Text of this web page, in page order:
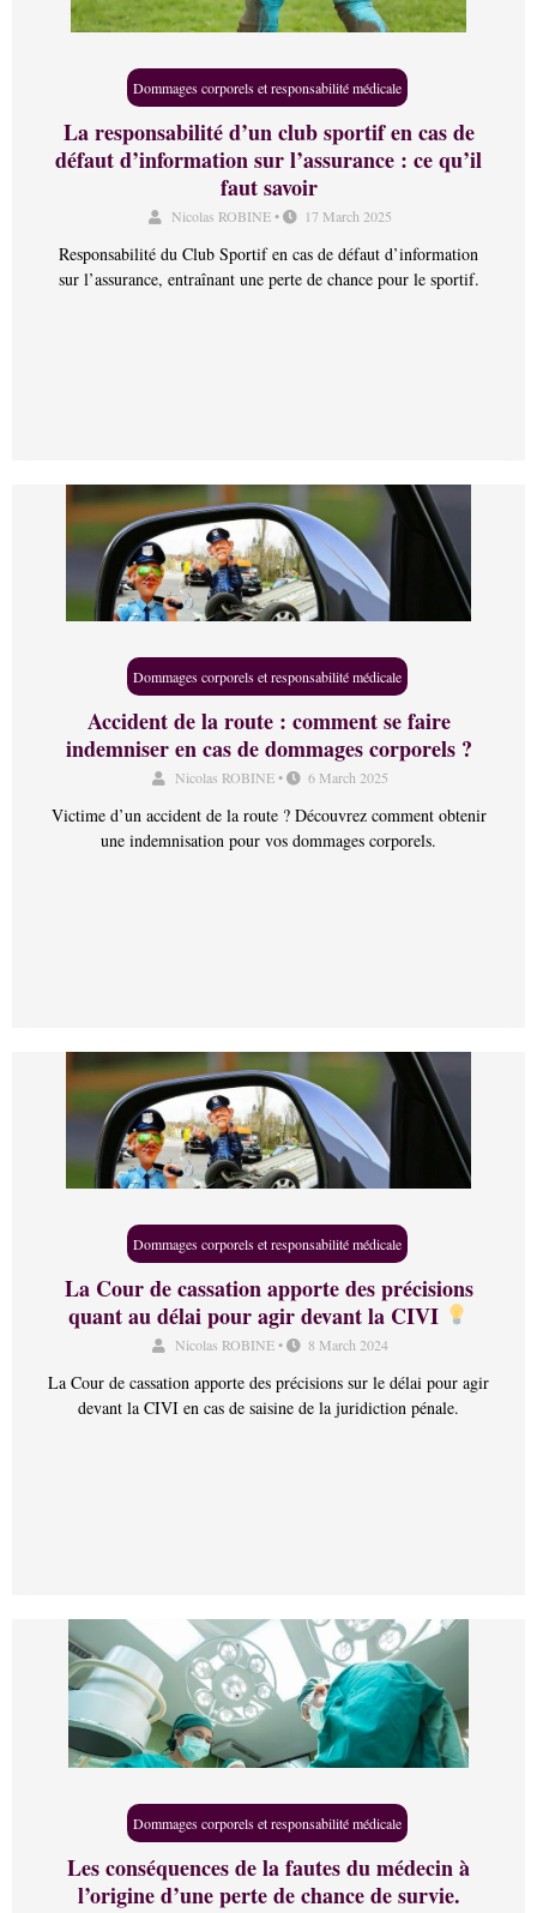
Dommages corporels et responsabilité médicale
La responsabilité d’un club sportif en cas de
défaut d’information sur l’assurance : ce qu’il
faut savoir
Nicolas ROBINE • 17 March 2025
Responsabilité du Club Sportif en cas de défaut d’information
sur l’assurance, entraînant une perte de chance pour le sportif.
Dommages corporels et responsabilité médicale
Accident de la route : comment se faire
indemniser en cas de dommages corporels ?
Nicolas ROBINE • 6 March 2025
Victime d’un accident de la route ? Découvrez comment obtenir
une indemnisation pour vos dommages corporels.
Dommages corporels et responsabilité médicale
La Cour de cassation apporte des précisions
quant au délai pour agir devant la CIVI
Nicolas ROBINE • 8 March 2024
La Cour de cassation apporte des précisions sur le délai pour agir
devant la CIVI en cas de saisine de la juridiction pénale.
Dommages corporels et responsabilité médicale
Les conséquences de la fautes du médecin à
l’origine d’une perte de chance de survie.